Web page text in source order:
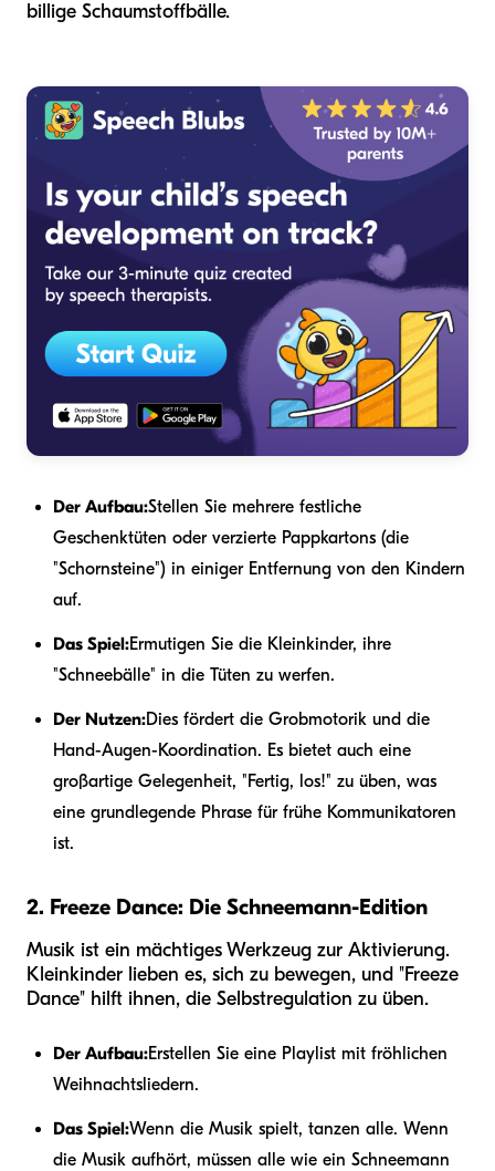
billige Schaumstoffbälle.
Der Aufbau:Stellen Sie mehrere festliche
Geschenktüten oder verzierte Pappkartons (die
"Schornsteine") in einiger Entfernung von den Kindern
auf.
Das Spiel:Ermutigen Sie die Kleinkinder, ihre
"Schneebälle" in die Tüten zu werfen.
Der Nutzen:Dies fördert die Grobmotorik und die
Hand-Augen-Koordination. Es bietet auch eine
großartige Gelegenheit, "Fertig, los!" zu üben, was
eine grundlegende Phrase für frühe Kommunikatoren
ist.
2. Freeze Dance: Die Schneemann-Edition
Musik ist ein mächtiges Werkzeug zur Aktivierung.
Kleinkinder lieben es, sich zu bewegen, und "Freeze
Dance" hilft ihnen, die Selbstregulation zu üben.
Der Aufbau:Erstellen Sie eine Playlist mit fröhlichen
Weihnachtsliedern.
Das Spiel:Wenn die Musik spielt, tanzen alle. Wenn
die Musik aufhört, müssen alle wie ein Schneemann